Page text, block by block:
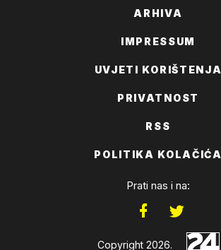
ARHIVA
IMPRESSUM
UVJETI KORIŠTENJA
PRIVATNOST
RSS
POLITIKA KOLAČIĆA
Prati nas i na:
Copyright 2026.